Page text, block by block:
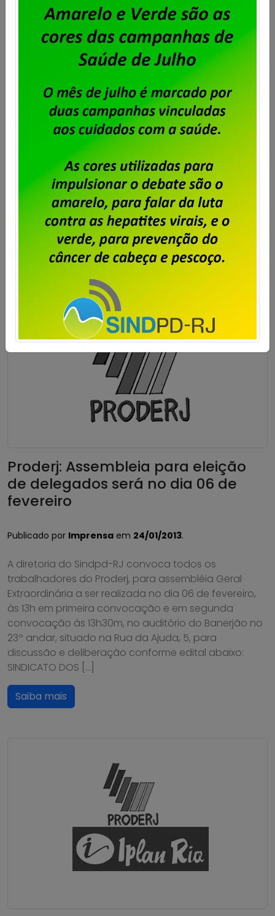
Trabalhadores do Proderj elegem
delegados para a Plenária
Nacional 2013/2014
Publicado porImprensaem07/02/2013.
Em assembleia realizada, ontem (06), no Banerjão, foi
eleito o delegado que defenderá os interesses dos
trabalhadores do Proderj, no Rio de Janeiro, durante
a Plenária Nacional a ser realizada pela Fenadados,
nos dias 20 a 25 de março. A delegada eleita foi Leila
Santos, tendo como suplente o companheiro Marcos
Vilela, todos da chapa […]
Saiba mais
Proderj: Assembleia para eleição
de delegados será no dia 06 de
fevereiro
Publicado por Imprensa em 24/01/2013.
A diretoria do Sindpd-RJ convoca todos os
trabalhadores do Proderj, para assembléia Geral
Extraordinária a ser realizada no dia 06 de fevereiro,
às 13h em primeira convocação e em segunda
convocação às 13h30m, no auditório do Banerjão no
23º andar, situado na Rua da Ajuda, 5, para
discussão e deliberação conforme edital abaixo:
SINDICATO DOS […]
Saiba mais